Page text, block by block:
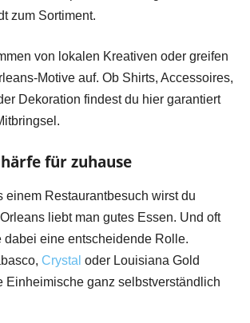
zum Sortiment.
von lokalen Kreativen oder greifen
Motive auf. Ob Shirts, Accessoires,
Dekoration findest du hier garantiert
für zuhause
einem Restaurantbesuch wirst du
liebt man gutes Essen. Und oft
dabei eine entscheidende Rolle.
Crystal oder Louisiana Gold
Einheimische ganz selbstverständlich